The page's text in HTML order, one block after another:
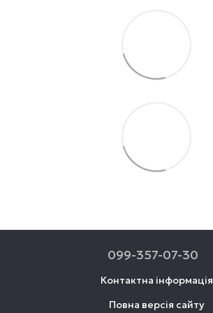
099-357-07-30
Контактна інформація
Повна версія сайту